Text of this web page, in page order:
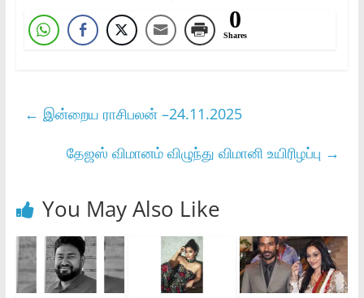
0
Shares
← இன்றைய ராசிபலன் –24.11.2025
தேஜஸ் விமானம் விழுந்து விமானி உயிரிழப்பு →
You May Also Like